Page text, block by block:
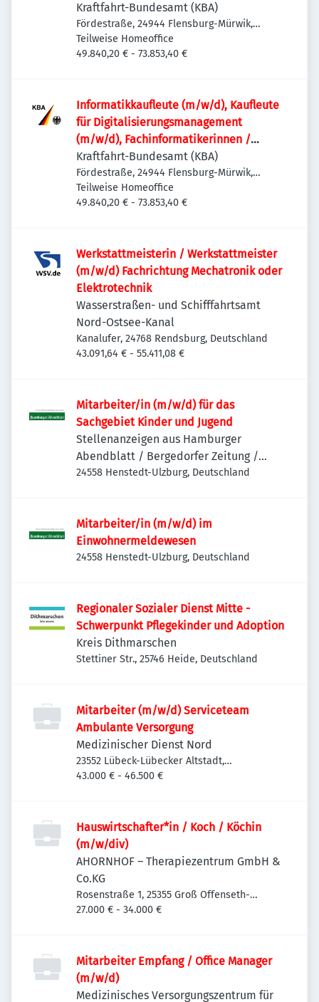
Kraftfahrt-Bundesamt (KBA)
Fördestraße, 24944 Flensburg-Mürwik,
Deutschland
Teilweise Homeoffice
49.840,20 € - 73.853,40 €
Informatik­kaufleute (m/w/d), Kaufleute
für Digitalisierungs­management
(m/w/d), Fachinformatikerinnen /
Fachinformatiker (m/w/d) oder
vergleichbare IT-Ausbildung für den IT-
Leitstand im Rechenzentrum
Kraftfahrt-Bundesamt (KBA)
Fördestraße, 24944 Flensburg-Mürwik,
Deutschland
Teilweise Homeoffice
49.840,20 € - 73.853,40 €
Werkstattmeisterin / Werkstattmeister
(m/w/d) Fachrichtung Mechatronik oder
Elektrotechnik
Wasserstraßen- und Schifffahrtsamt
Nord-Ostsee-Kanal
Kanalufer, 24768 Rendsburg, Deutschland
43.091,64 € - 55.411,08 €
Mitarbeiter/in (m/w/d) für das
Sachgebiet Kinder und Jugend
Stellenanzeigen aus Hamburger
Abendblatt / Bergedorfer Zeitung /
Hamburger Wochenblatt / Niendorfer
24558 Henstedt-Ulzburg, Deutschland
Mitarbeiter/in (m/w/d) im
Einwohnermeldewesen
24558 Henstedt-Ulzburg, Deutschland
Regionaler Sozialer Dienst Mitte -
Schwerpunkt Pflegekinder und Adoption
Kreis Dithmarschen
Stettiner Str., 25746 Heide, Deutschland
Mitarbeiter (m/w/d) Serviceteam
Ambulante Versorgung
Medizinischer Dienst Nord
23552 Lübeck-Lübecker Altstadt,
Deutschland
43.000 € - 46.500 €
Hauswirtschafter*in / Koch / Köchin
(m/w/div)
AHORNHOF – Therapiezentrum GmbH &
Co.KG
Rosenstraße 1, 25355 Groß Offenseth-
Aspern, Deutschland
27.000 € - 34.000 €
Mitarbeiter Empfang / Office Manager
(m/w/d)
Medizinisches Versorgungszentrum für